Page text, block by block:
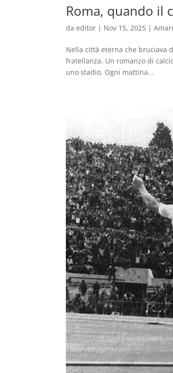
Roma, quando il
daeditor | Nov 15, 2025 |
Nella città eterna che bruciava
fratellanza. Un romanzo di
uno stadio. Ogni mattina...